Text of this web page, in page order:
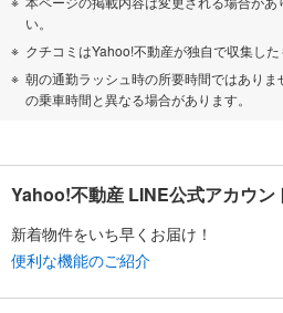
い。
クチコミはYahoo!不動産が独自で収集した
朝の通勤ラッシュ時の所要時間ではあり
の乗車時間と異なる場合があります。
Yahoo!不動産 LINE公式アカウン
新着物件をいち早くお届け！
便利な機能のご紹介